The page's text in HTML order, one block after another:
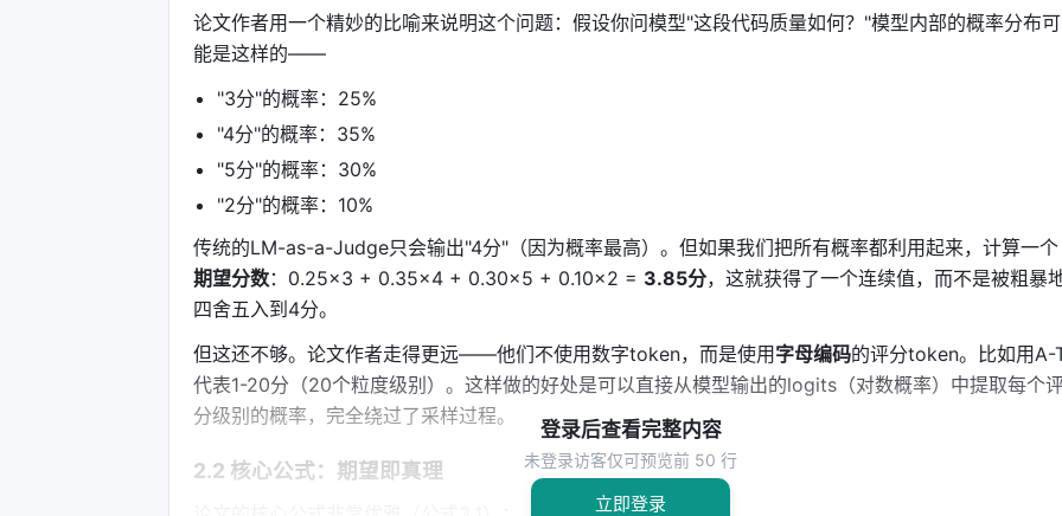
论文作者用一个精妙的比喻来说明这个问题：假设你问模型"这段代码质量如何？"模型内部的概率分布可
能是这样的——
"3分"的概率：25%
"4分"的概率：35%
"5分"的概率：30%
"2分"的概率：10%
传统的LM-as-a-Judge只会输出"4分"（因为概率最高）。但如果我们把所有概率都利用起来，计算一个
期望分数：0.25×3 + 0.35×4 + 0.30×5 + 0.10×2 = 3.85分，这就获得了一个连续值，而不是被粗暴
四舍五入到4分。
但这还不够。论文作者走得更远——他们不使用数字token，而是使用 字母编码的评分token。比如用A-
代表1-20分（20个粒度级别）。这样做的好处是可以直接从模型输出的logits（对数概率）中提取每个
分级别的概率，完全绕过了采样过程。
2.2 核心公式：期望即真理
登录后查看完整内容
未登录访客仅可预览前 50 行
立即登录